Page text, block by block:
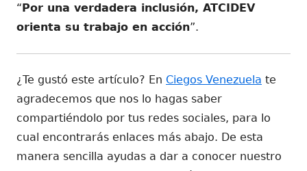
“Por una verdadera inclusión, ATCIDEV
orienta su trabajo en acción”.
¿Te gustó este artículo? En Ciegos Venezuela te
agradecemos que nos lo hagas saber
compartiéndolo por tus redes sociales, para lo
cual encontrarás enlaces más abajo. De esta
manera sencilla ayudas a dar a conocer nuestro